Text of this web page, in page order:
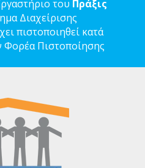
του Πράξις
Διαχείρισης
πιστοποιηθεί κατά
Φορέα Πιστοποίησης